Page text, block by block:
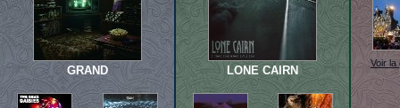
GRAND LONE CAIRN
Voir la